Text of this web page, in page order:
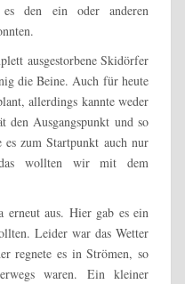
den ein oder anderen
ausgestorbene Skidörfer
die Beine. Auch für heute
allerdings kannte weder
den Ausgangspunkt und so
zum Startpunkt auch nur
wollten wir mit dem
aus. Hier gab es ein
Leider war das Wetter
regnete es in Strömen, so
waren. Ein kleiner